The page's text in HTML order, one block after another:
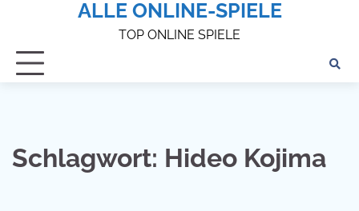
ALLE ONLINE-SPIELE
TOP ONLINE SPIELE
Schlagwort: Hideo Kojima